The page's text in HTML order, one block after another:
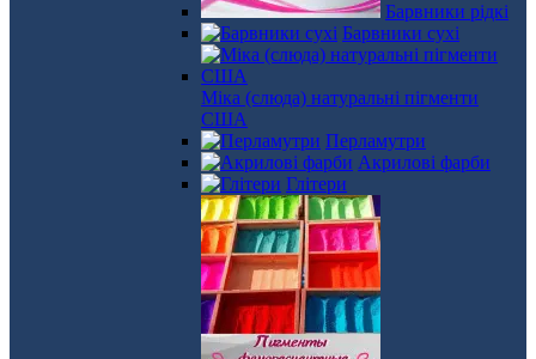
Барвники рідкі
Барвники сухі
Міка (слюда) натуральні пігменти
США
Перламутри
Акрилові фарби
Глітери